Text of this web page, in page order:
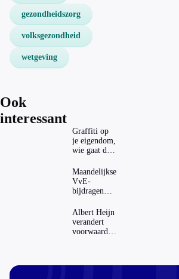
gezondheidszorg
volksgezondheid
wetgeving
Ook
interessant
Graffiti op
je eigendom,
wie gaat dat
Maandelijkse
VvE-
bijdragen
dat invloed
op je
hypotheek?
Albert Heijn
verandert
voorwaarden